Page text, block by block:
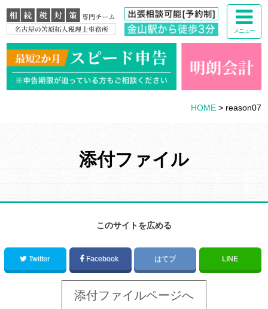
メニュー
HOME> reason07
添付ファイル
このサイトを広める
Twitter Facebook はてブ LINE
添付ファイルページへ